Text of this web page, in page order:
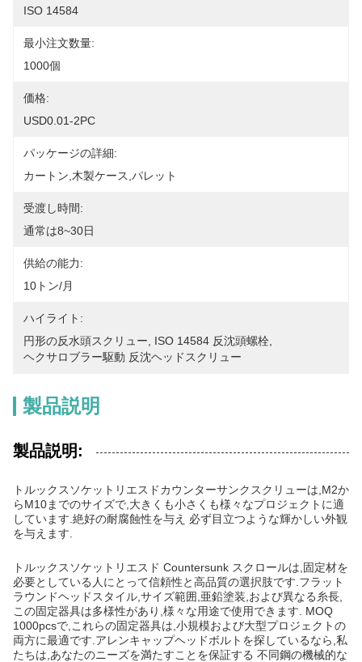
ISO 14584
最小注文数量:
1000個
価格:
USD0.01-2PC
パッケージの詳細:
カートン,木製ケース,パレット
受渡し時間:
通常は8~30日
供給の能力:
10トン/月
ハイライト:
円形の反水頭スクリュー
ISO 14584 反沈頭螺栓
ヘクサロブラー駆動 反沈ヘッドスクリュー
製品説明
製品説明:
トルックスソケットリエスドカウンターサンクスクリューは,M2か
らM10までのサイズで,大きくも小さくも様々なプロジェクトに適
しています.絶好の耐腐蝕性を与え 必ず目立つような輝かしい外観
を与えます.
トルックスソケットリエスド Countersunk スクロールは,固定材を
必要としている人にとって信頼性と高品質の選択肢です.フラット
ラウンドヘッドスタイル,サイズ範囲,亜鉛塗装,および異なる糸長,
この固定器具は多様性があり,様々な用途で使用できます. MOQ
1000pcsで,これらの固定器具は,小規模および大型プロジェクトの
両方に最適です.アレンキャップヘッドボルトを探しているなら,私
たちは,あなたのニーズを満たすことを保証する 不同鋼の機械的な